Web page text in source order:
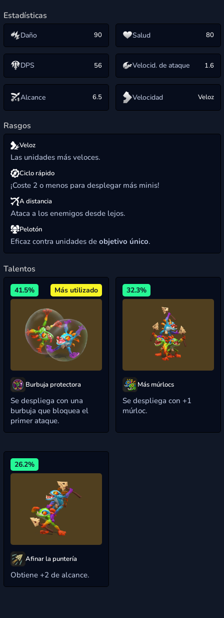
Estadísticas
Daño 90 Salud 80
DPS 56 Velocid. de ataque 1.6
Alcance 6.5 Velocidad Veloz
Rasgos
Veloz
Las unidades más veloces.
Ciclo rápido
¡Coste 2 o menos para desplegar más minis!
A distancia
Ataca a los enemigos desde lejos.
Pelotón
Eficaz contra unidades de objetivo único.
Talentos
41.5% Más utilizado
Burbuja protectora
Se despliega con una
burbuja que bloquea el
primer ataque.
32.3%
Más múrlocs
Se despliega con +1
múrloc.
26.2%
Afinar la puntería
Obtiene +2 de alcance.